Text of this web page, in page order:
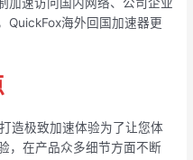
QuickFox海外回国加速器更
造极致加速体验为了让您体
，在产品众多细节方面不断